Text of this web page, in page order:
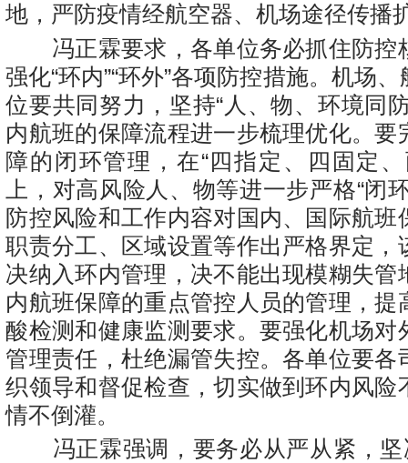
地，严防疫情经航空器、机场途径传播
冯正霖要求，各单位务必抓住防控
强化“环内”“环外”各项防控措施。机场
位要共同努力，坚持“人、物、环境同
内航班的保障流程进一步梳理优化。要
障的闭环管理，在“四指定、四固定
上，对高风险人、物等进一步严格“闭
防控风险和工作内容对国内、国际航班
职责分工、区域设置等作出严格界定，
决纳入环内管理，决不能出现模糊失管
内航班保障的重点管控人员的管理，提
酸检测和健康监测要求。要强化机场对
管理责任，杜绝漏管失控。各单位要各
织领导和督促检查，切实做到环内风险
情不倒灌。
冯正霖强调，要务必从严从紧，坚